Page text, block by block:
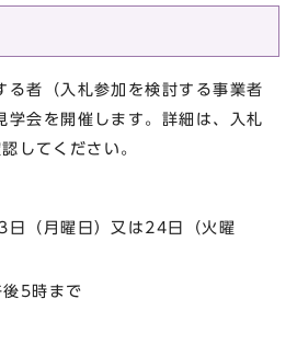
者（入札参加を検討する事業者
学会を開催します。詳細は、入札
してください。
日（月曜日）又は24日（火曜
5時まで